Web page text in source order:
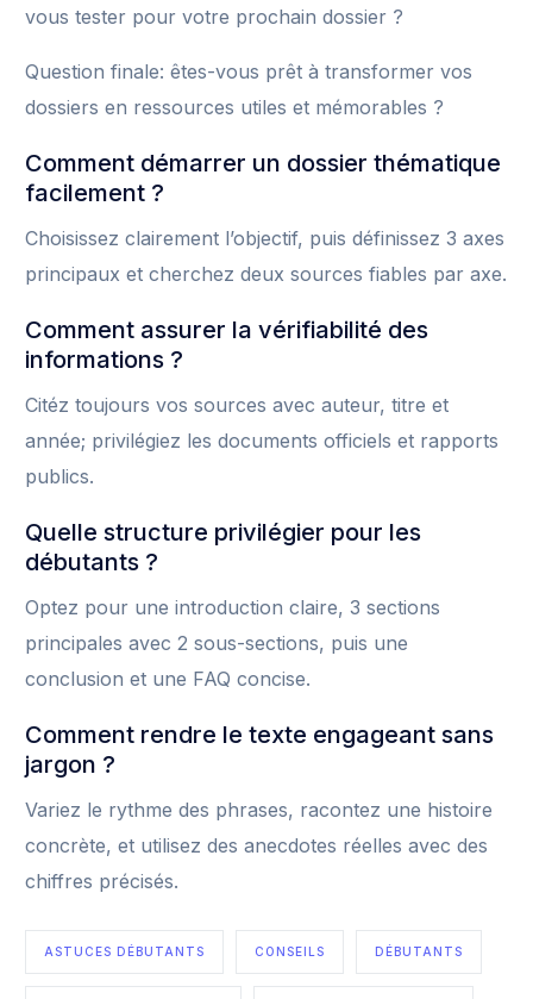
vous tester pour votre prochain dossier ?
Question finale: êtes-vous prêt à transformer vos
dossiers en ressources utiles et mémorables ?
Comment démarrer un dossier thématique
facilement ?
Choisissez clairement l’objectif, puis définissez 3 axes
principaux et cherchez deux sources fiables par axe.
Comment assurer la vérifiabilité des
informations ?
Citéz toujours vos sources avec auteur, titre et
année; privilégiez les documents officiels et rapports
publics.
Quelle structure privilégier pour les
débutants ?
Optez pour une introduction claire, 3 sections
principales avec 2 sous-sections, puis une
conclusion et une FAQ concise.
Comment rendre le texte engageant sans
jargon ?
Variez le rythme des phrases, racontez une histoire
concrète, et utilisez des anecdotes réelles avec des
chiffres précisés.
ASTUCES DÉBUTANTS CONSEILS DÉBUTANTS